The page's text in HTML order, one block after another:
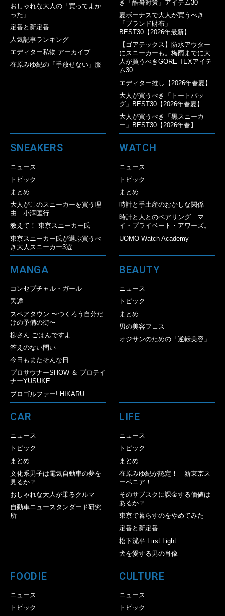
おしゃれな大人の「買ってよか
った」
定番と新定番
人気記事ランキング
エディター私物 アーカイブ
在原みゆ紀の「手放せない」服
き「酷暑対策」アイテム30
夏ボーナスで大人が買うべき
「ブランド財布」
BEST30【2026年最新】
【ゴアテックス】防水アウター
にスニーカーも。梅雨までに大
人が買うべきGORE-TEXアイテ
ム30
エディター推し【2026年春夏】
大人が買うべき「トートバッ
グ」BEST30【2026年春夏】
大人が買うべき「黒スニーカ
ー」BEST30【2026年春】
SNEAKERS
ニュース
トピック
まとめ
大人がこのスニーカーを買う理
由｜小澤匡行
教えて！ 東京スニーカー氏
東京スニーカー氏が選ぶ買うべ
き大人スニーカー3選
WATCH
ニュース
トピック
まとめ
時計と手土産のおかしな関係
時計と人とのペアリング｜マ
イ・プライベート・アワーズ。
UOMO Watch Academy
MANGA
コンセプチャル・ガール
民譚
スペアタウン 〜つくろう自分だ
けの予備の街〜
柳さん ごはんですよ
答えのない問い
今日もまたそんな日
プロサウナーSHOW ＆ プロテイ
ナーYUSUKE
プロゴルファー! HIKARU
BEAUTY
ニュース
トピック
まとめ
男の美容フェス
オジサンのための「逆転美容」
CAR
ニュース
トピック
まとめ
文化系男子は電気自動車の夢を
見るか？
おしゃれな大人が乗るクルマ
自動車ニュースタンダード研究
所
LIFE
ニュース
トピック
まとめ
在原みゆ紀が認定！ 新東京ス
ーベニア！
そのサブスクに課金する価値は
あるか？
東京で暮らすのをやめてみた
定番と新定番
松下洸平 First Light
犬を愛する男の肖像
FOODIE
ニュース
トピック
CULTURE
ニュース
トピック